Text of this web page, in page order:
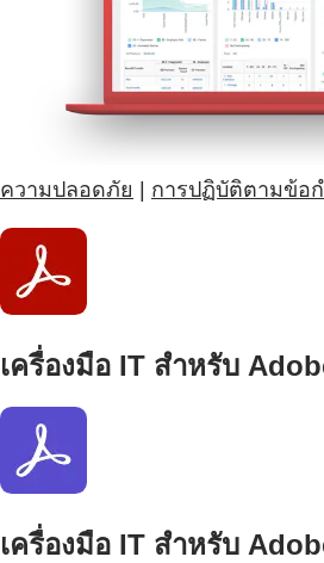
ความปลอดภัย | การปฏิบัติตามข้อ
เครื่องมือ IT สำหรับ
เครื่องมือ IT สำหรับ